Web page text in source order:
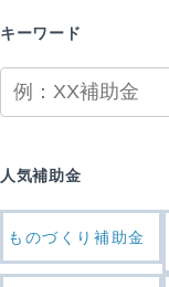
キーワード
人気補助金
ものづくり補助金